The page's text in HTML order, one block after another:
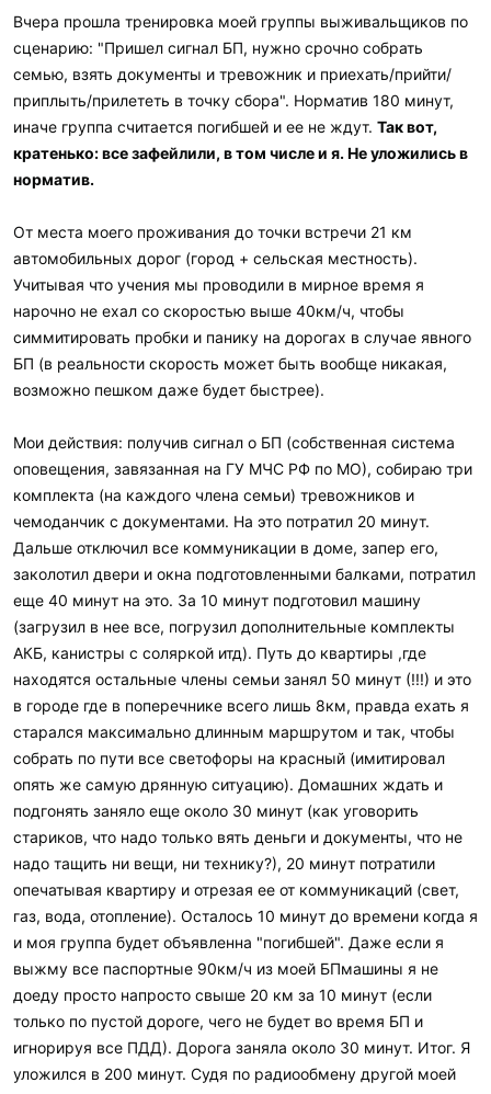
Вчера прошла тренировка моей группы выживальщиков по
сценарию: "Пришел сигнал БП, нужно срочно собрать
семью, взять документы и тревожник и приехать/прийти/
приплыть/прилететь в точку сбора". Норматив 180 минут,
иначе группа считается погибшей и ее не ждут. Так вот,
кратенько: все зафейлили, в том числе и я. Не уложились в
норматив.
От места моего проживания до точки встречи 21 км
автомобильных дорог (город + сельская местность).
Учитывая что учения мы проводили в мирное время я
нарочно не ехал со скоростью выше 40км/ч, чтобы
симмитировать пробки и панику на дорогах в случае явного
БП (в реальности скорость может быть вообще никакая,
возможно пешком даже будет быстрее).
Мои действия: получив сигнал о БП (собственная система
оповещения, завязанная на ГУ МЧС РФ по МО), собираю три
комплекта (на каждого члена семьи) тревожников и
чемоданчик с документами. На это потратил 20 минут.
Дальше отключил все коммуникации в доме, запер его,
заколотил двери и окна подготовленными балками, потратил
еще 40 минут на это. За 10 минут подготовил машину
(загрузил в нее все, погрузил дополнительные комплекты
АКБ, канистры с соляркой итд). Путь до квартиры ,где
находятся остальные члены семьи занял 50 минут (!!!) и это
в городе где в поперечнике всего лишь 8км, правда ехать я
старался максимально длинным маршрутом и так, чтобы
собрать по пути все светофоры на красный (имитировал
опять же самую дрянную ситуацию). Домашних ждать и
подгонять заняло еще около 30 минут (как уговорить
стариков, что надо только вять деньги и документы, что не
надо тащить ни вещи, ни технику?), 20 минут потратили
опечатывая квартиру и отрезая ее от коммуникаций (свет,
газ, вода, отопление). Осталось 10 минут до времени когда я
и моя группа будет объявленна "погибшей". Даже если я
выжму все паспортные 90км/ч из моей БПмашины я не
доеду просто напросто свыше 20 км за 10 минут (если
только по пустой дороге, чего не будет во время БП и
игнорируя все ПДД). Дорога заняла около 30 минут. Итог. Я
уложился в 200 минут. Судя по радиообмену другой моей